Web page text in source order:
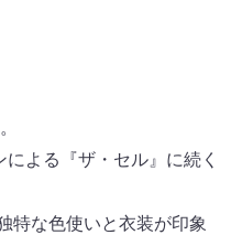
よる『ザ・セル』に続く
特な色使いと衣装が印象